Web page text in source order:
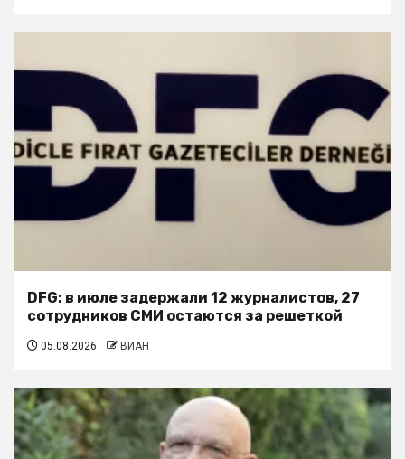
DFG: в июле задержали 12 журналистов, 27
сотрудников СМИ остаются за решеткой
05.08.2026 ВИАН